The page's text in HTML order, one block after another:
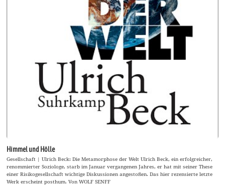
Himmel und Hölle
Gesellschaft | Ulrich Beck: Die Metamorphose der Welt Ulrich Beck, ein erfolgreicher,
renommierter Soziologe, starb im Januar vergangenen Jahres, er hat mit seiner These
einer Risikogesellschaft wichtige Diskussionen angestoßen. Das hier rezensierte letzte
Werk erscheint posthum. Von WOLF SENFF